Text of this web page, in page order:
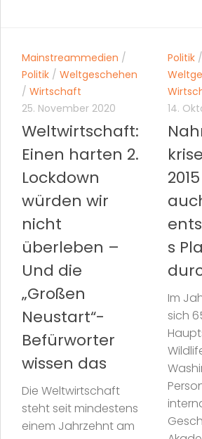
Mainstreammedien /
Politik / Weltgeschehen
/ Wirtschaft
25. November 2020
Weltwirtschaft:
Einen harten 2.
Lockdown
würden wir
nicht
überleben –
Und die
„Großen
Neustart“-
Befürworter
wissen das
Die Weltwirtschaft
steht seit mindestens
einem Jahrzehnt am
Politik /
14.
s
Im
sich